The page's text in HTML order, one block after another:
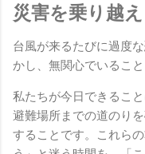
災害を乗り越
台風が来るたびに過度
かし、無関心でいるこ
私たちが今日できるこ
避難場所までの道のり
することです。これら